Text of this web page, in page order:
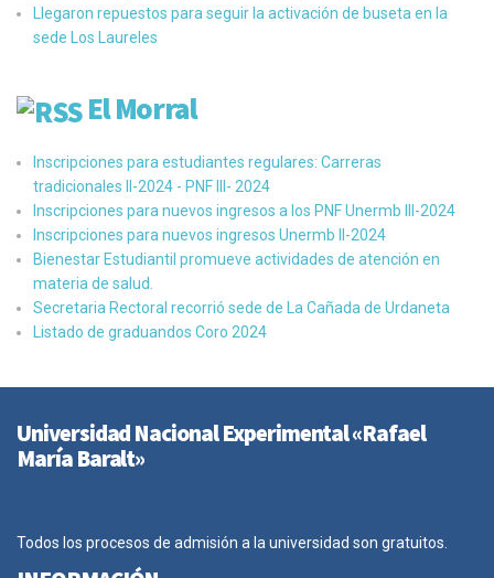
Llegaron repuestos para seguir la activación de buseta en la
sede Los Laureles
El Morral
Inscripciones para estudiantes regulares: Carreras
tradicionales II-2024 - PNF III- 2024
Inscripciones para nuevos ingresos a los PNF Unermb III-2024
Inscripciones para nuevos ingresos Unermb II-2024
Bienestar Estudiantil promueve actividades de atención en
materia de salud.
Secretaria Rectoral recorrió sede de La Cañada de Urdaneta
Listado de graduandos Coro 2024
Universidad Nacional Experimental «Rafael
María Baralt»
Todos los procesos de admisión a la universidad son gratuitos.